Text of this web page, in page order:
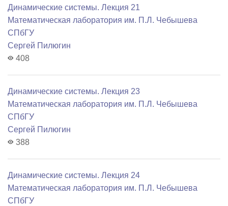
Динамические системы. Лекция 21
Математичеcкая лаборатория им. П.Л. Чебышева
СПбГУ
Сергей Пилюгин
408
Динамические системы. Лекция 23
Математичеcкая лаборатория им. П.Л. Чебышева
СПбГУ
Сергей Пилюгин
388
Динамические системы. Лекция 24
Математичеcкая лаборатория им. П.Л. Чебышева
СПбГУ